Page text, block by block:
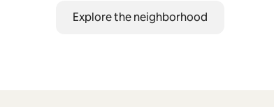
Explore the neighborhood